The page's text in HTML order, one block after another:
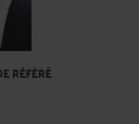
RÉFÉRÉ